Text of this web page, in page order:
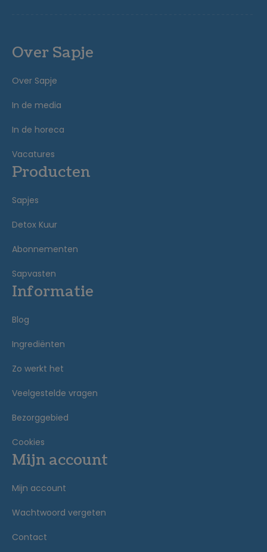
Over Sapje
Over Sapje
In de media
In de horeca
Vacatures
Producten
Sapjes
Detox Kuur
Abonnementen
Sapvasten
Informatie
Blog
Ingrediënten
Zo werkt het
Veelgestelde vragen
Bezorggebied
Cookies
Mijn account
Mijn account
Wachtwoord vergeten
Contact